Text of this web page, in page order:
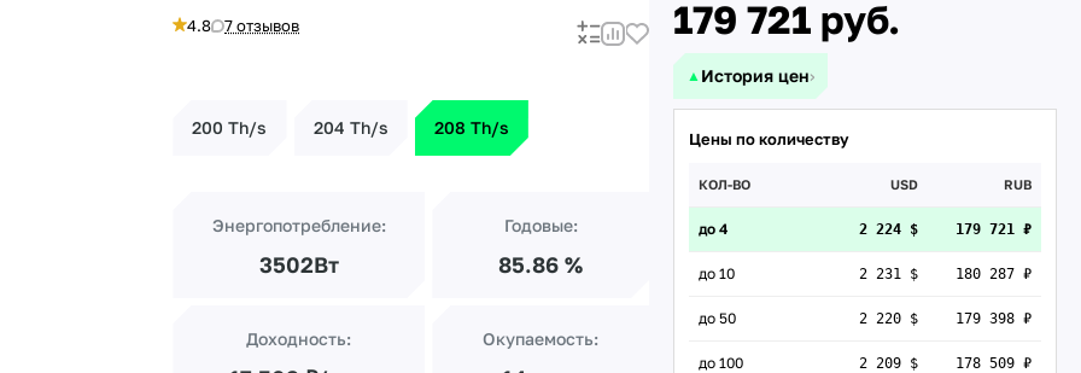
4.8 7 отзывов
200 Th/s 204 Th/s 208 Th/s
Энергопотребление:
3502Вт
Годовые:
85.86 %
Доходность: Окупаемость:
179 721 руб.
▲ История цен›
Цены по количеству
КОЛ-ВО USD RUB
до 4 2 224 $ 179 721 ₽
до 10 2 231 $ 180 287 ₽
до 50 2 220 $ 179 398 ₽
до 100 2 209 $ 178 509 ₽